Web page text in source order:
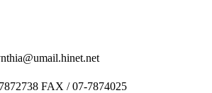
FAX / 07-7874025